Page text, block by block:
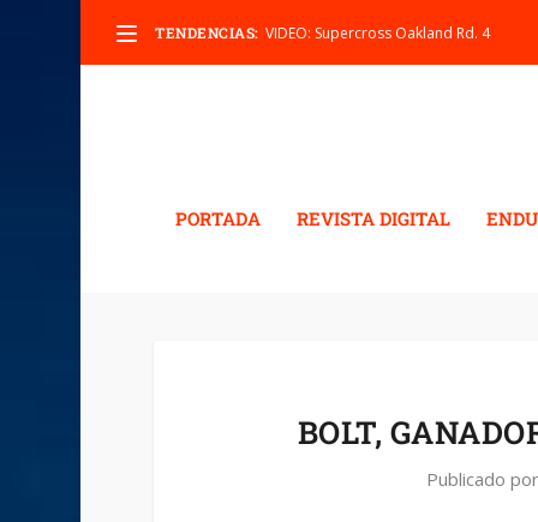
TENDENCIAS: VIDEO: Supercross Oakland Rd. 4
PORTADA REVISTA DIGITAL
BOLT,
Publicado